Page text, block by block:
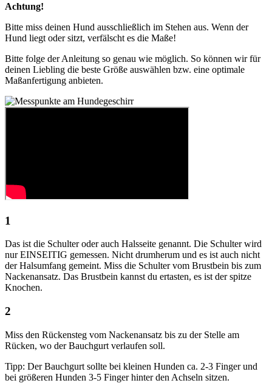
Achtung!
Bitte miss deinen Hund ausschließlich im Stehen aus. Wenn der
Hund liegt oder sitzt, verfälscht es die Maße!
Bitte folge der Anleitung so genau wie möglich. So können wir für
deinen Liebling die beste Größe auswählen bzw. eine optimale
Maßanfertigung anbieten.
1
Das ist die Schulter oder auch Halsseite genannt. Die Schulter wird
nur EINSEITIG gemessen. Nicht drumherum und es ist auch nicht
der Halsumfang gemeint. Miss die Schulter vom Brustbein bis zum
Nackenansatz. Das Brustbein kannst du ertasten, es ist der spitze
Knochen.
2
Miss den Rückensteg vom Nackenansatz bis zu der Stelle am
Rücken, wo der Bauchgurt verlaufen soll.
Tipp: Der Bauchgurt sollte bei kleinen Hunden ca. 2-3 Finger und
bei größeren Hunden 3-5 Finger hinter den Achseln sitzen.